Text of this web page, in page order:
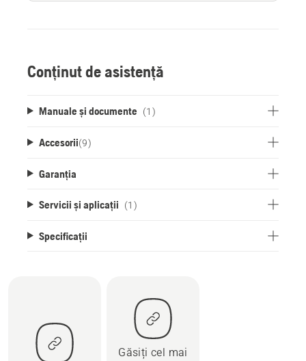
Conținut de asistență
Manuale și documente (1)
Accesorii(9)
Garanția
Servicii și aplicații (1)
Specificații
Găsiți cel mai